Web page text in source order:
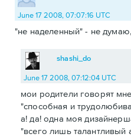
June 17 2008, 07:07:16 UTC
"не наделенный" - не
shashi_do
June 17 2008, 07:12:04 UTC
мои родители говорят
"способная и
а! да! одна моя
"всего лишь талантливый